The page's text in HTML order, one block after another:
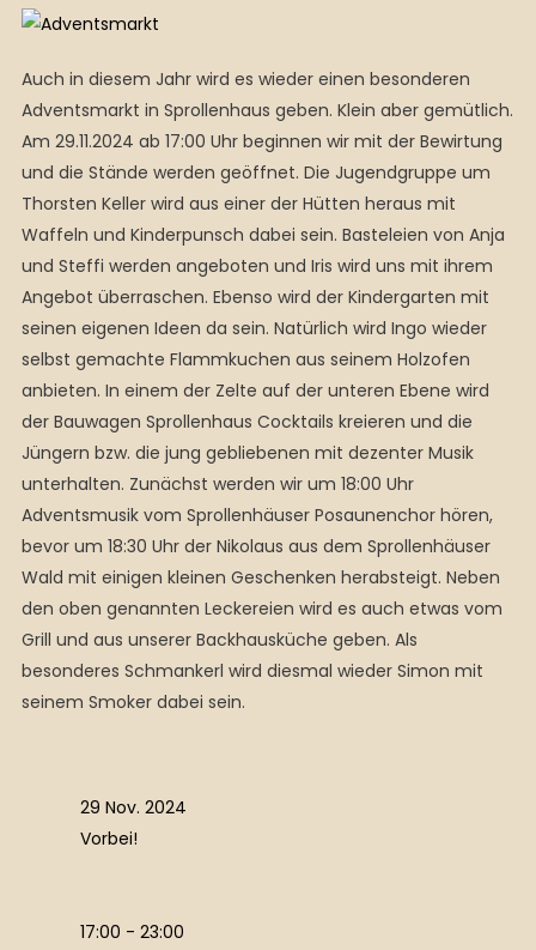
Auch in diesem Jahr wird es wieder einen besonderen
Adventsmarkt in Sprollenhaus geben. Klein aber gemütlich.
Am 29.11.2024 ab 17:00 Uhr beginnen wir mit der Bewirtung
und die Stände werden geöffnet. Die Jugendgruppe um
Thorsten Keller wird aus einer der Hütten heraus mit
Waffeln und Kinderpunsch dabei sein. Basteleien von Anja
und Steffi werden angeboten und Iris wird uns mit ihrem
Angebot überraschen. Ebenso wird der Kindergarten mit
seinen eigenen Ideen da sein. Natürlich wird Ingo wieder
selbst gemachte Flammkuchen aus seinem Holzofen
anbieten. In einem der Zelte auf der unteren Ebene wird
der Bauwagen Sprollenhaus Cocktails kreieren und die
Jüngern bzw. die jung gebliebenen mit dezenter Musik
unterhalten. Zunächst werden wir um 18:00 Uhr
Adventsmusik vom Sprollenhäuser Posaunenchor hören,
bevor um 18:30 Uhr der Nikolaus aus dem Sprollenhäuser
Wald mit einigen kleinen Geschenken herabsteigt. Neben
den oben genannten Leckereien wird es auch etwas vom
Grill und aus unserer Backhausküche geben. Als
besonderes Schmankerl wird diesmal wieder Simon mit
seinem Smoker dabei sein.
29 Nov. 2024
Vorbei!
17:00 - 23:00